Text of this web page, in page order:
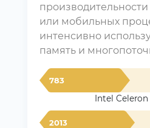
или мобильных
интенсивно
память и
783
Intel
2013